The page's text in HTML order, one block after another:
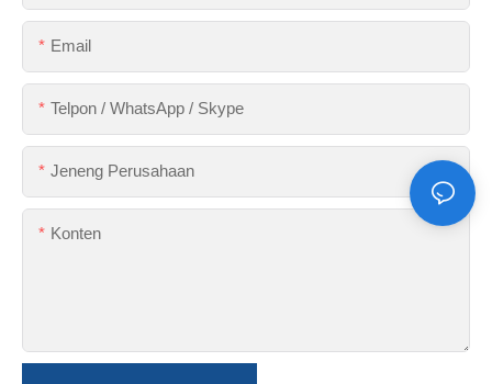
Email
Telpon / WhatsApp / Skype
Jeneng Perusahaan
Konten